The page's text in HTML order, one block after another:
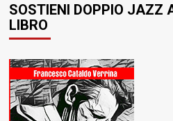
SOSTIENI DOPPIO JAZZ
LIBRO